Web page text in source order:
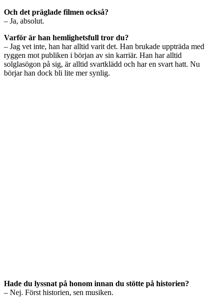
Och det präglade filmen också?
– Ja, absolut.
Varför är han hemlighetsfull tror du?
– Jag vet inte, han har alltid varit det. Han brukade uppträda med
ryggen mot publiken i början av sin karriär. Han har alltid
solglasögon på sig, är alltid svartklädd och har en svart hatt. Nu
börjar han dock bli lite mer synlig.
Hade du lyssnat på honom innan du stötte på historien?
– Nej. Först historien, sen musiken.